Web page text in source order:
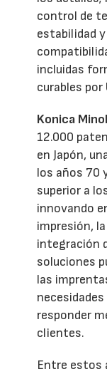
control de
estabilidad
incluidas
curables
Konica
12.000
en Japón,
los años 70
superior a
innovando
impresión,
integración
soluciones
las
responder
clientes.
Entre estos